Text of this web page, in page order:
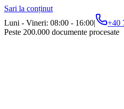
Sari la conținut
Luni - Vineri: 08:00 - 16:00|
+40
Peste 200.000 documente procesate